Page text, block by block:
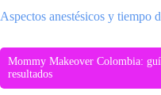
Aspectos anestésicos y tiempo
Mommy Makeover Colombia:
resultados